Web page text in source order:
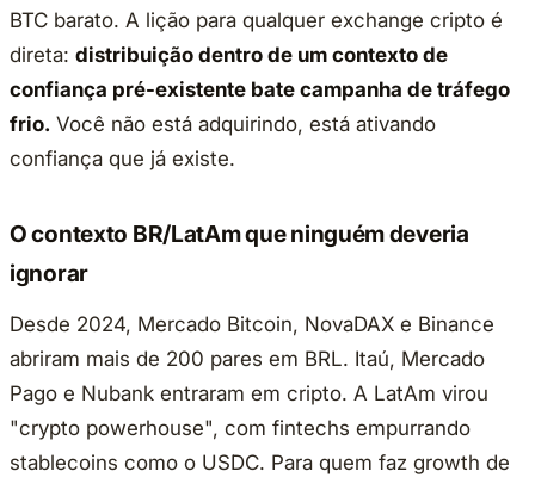
BTC barato. A lição para qualquer exchange cripto é
direta: distribuição dentro de um contexto de
confiança pré-existente bate campanha de tráfego
frio. Você não está adquirindo, está ativando
confiança que já existe.
O contexto BR/LatAm que ninguém deveria
ignorar
Desde 2024, Mercado Bitcoin, NovaDAX e Binance
abriram mais de 200 pares em BRL. Itaú, Mercado
Pago e Nubank entraram em cripto. A LatAm virou
"crypto powerhouse", com fintechs empurrando
stablecoins como o USDC. Para quem faz growth de